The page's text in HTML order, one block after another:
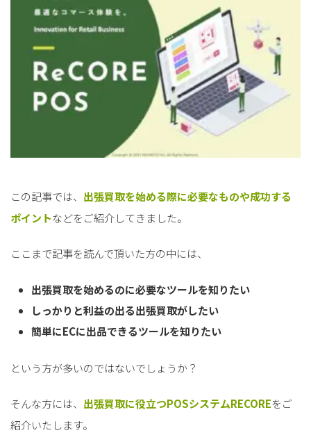
この記事では、 出張買取を始める際に必要なものや成功する
ポイントなどをご紹介してきました。
ここまで記事を読んで頂いた方の中には、
出張買取を始めるのに必要なツールを知りたい
しっかりと利益の出る出張買取がしたい
簡単にECに出品できるツールを知りたい
という方が多いのではないでしょうか？
そんな方には、 出張買取に役立つPOSシステムRECOREをご
紹介いたします。